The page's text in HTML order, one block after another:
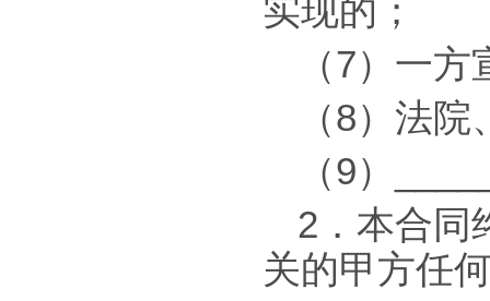
实现的；
（7）一
（8）法
（9）
2．本合同
关的甲方任